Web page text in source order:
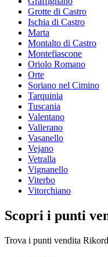
Grotte di Castro
Ischia di Castro
Marta
Montalto di Castro
Montefiascone
Oriolo Romano
Orte
Soriano nel Cimino
Tarquinia
Tuscania
Valentano
Vallerano
Vasanello
Vejano
Vetralla
Vignanello
Viterbo
Vitorchiano
Scopri i punti
Trova i punti vendita